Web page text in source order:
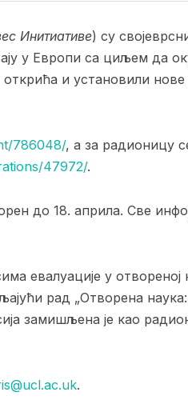
Инитиативе) су
у Европи са циљем да
открића и установили
786048/, а за радионицу
47972/.
до 18. априла. Све
евалуације у
рад „Отворена
замишљена је као
.